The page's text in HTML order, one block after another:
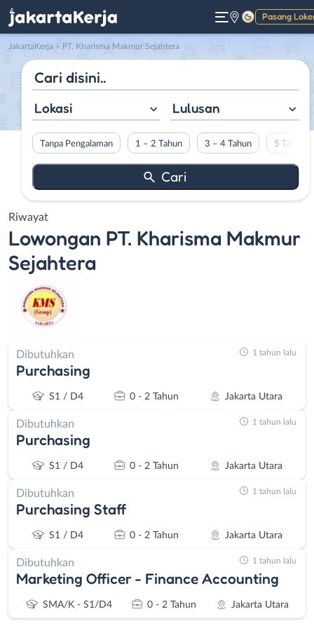
Pasang
Gelap
JakartaKerja > PT. Kharisma Makmur Sejahtera
Lokasi Lulusan
Tanpa Pengalaman 1 – 2 Tahun 3 – 4 Tahun 5 Tahun
Riwayat
Lowongan PT. Kharisma Makmur
Sejahtera
Dibutuhkan
Purchasing
S1 / D4 0 - 2 Tahun Jakarta Utara
1 tahun lalu
Dibutuhkan
Purchasing
S1 / D4 0 - 2 Tahun Jakarta Utara
1 tahun lalu
Dibutuhkan
Purchasing Staff
S1 / D4 0 - 2 Tahun Jakarta Utara
1 tahun lalu
Dibutuhkan
Marketing Officer - Finance Accounting
SMA/K - S1/D4 0 - 2 Tahun Jakarta Utara
1 tahun lalu